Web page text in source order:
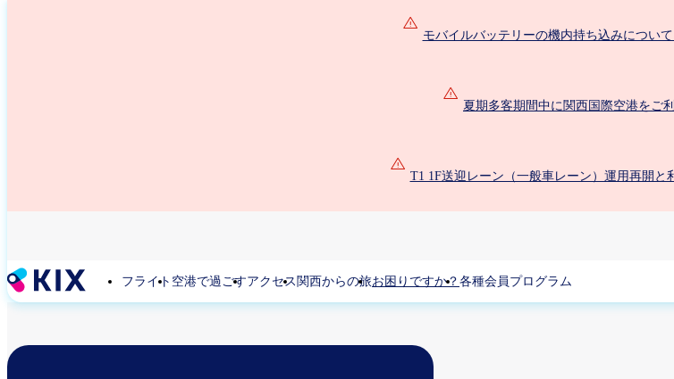
モバイルバッテリーの機内持ち込みについて
夏期多客期間中に関西国際空港をご
T1 1F送迎レーン（一般車レーン）運用再開と
フライト 空港で過ごすアクセス 関西からの旅お困りですか？ 各種会員プログラム